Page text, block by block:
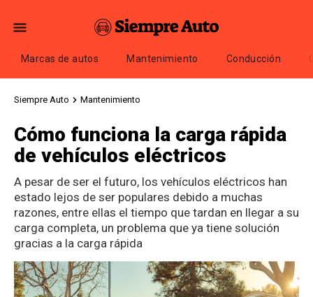
Marcas de autos Mantenimiento Conducción
Siempre Auto Mantenimiento
Cómo funciona la carga rápida
de vehículos eléctricos
A pesar de ser el futuro, los vehículos eléctricos han
estado lejos de ser populares debido a muchas
razones, entre ellas el tiempo que tardan en llegar a su
carga completa, un problema que ya tiene solución
gracias a la carga rápida